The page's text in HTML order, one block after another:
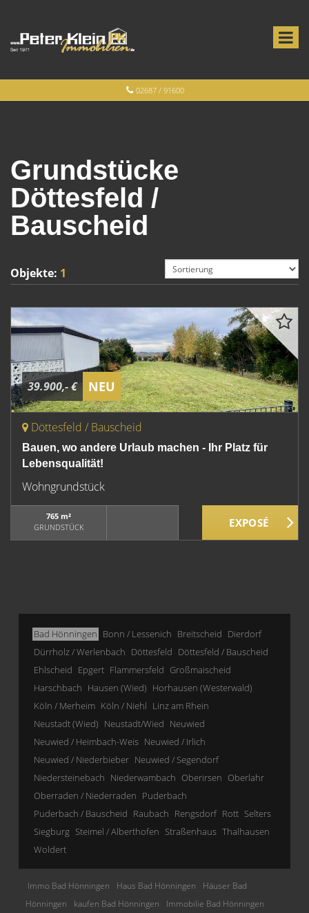
02687 / 91600
Grundstücke
Döttesfeld /
Bauscheid
Objekte: 1
39.900,- € NEU
Döttesfeld / Bauscheid
Bauen, wo andere Urlaub machen - Ihr Platz für
Lebensqualität!
Wohngrundstück
765 m²
GRUNDSTÜCK
Bad Hönningen Bonn / Lessenich Breitscheid Dierdorf
Dürrholz / Werlenbach Döttesfeld Döttesfeld / Bauscheid
Ehlscheid Epgert Flammersfeld Großmaischeid
Harschbach Hausen (Wied) Horhausen (Westerwald)
Köln / Merheim Köln / Niehl Linz am Rhein
Neustadt (Wied) Neustadt/Wied Neuwied
Neuwied / Heimbach-Weis Neuwied / Irlich
Neuwied / Niederbieber Neuwied / Segendorf
Niedersteinebach Niederwambach Oberirsen Oberlahr
Oberraden / Niederraden Puderbach
Puderbach / Bauscheid Raubach Rengsdorf Rott Selters
Siegburg Steimel / Alberthofen Straßenhaus Thalhausen
Woldert
Immo Bad Hönningen Haus Bad Hönningen
Häuser Bad
Hönningen
kaufen Bad Hönningen
Immobilie Bad Hönningen